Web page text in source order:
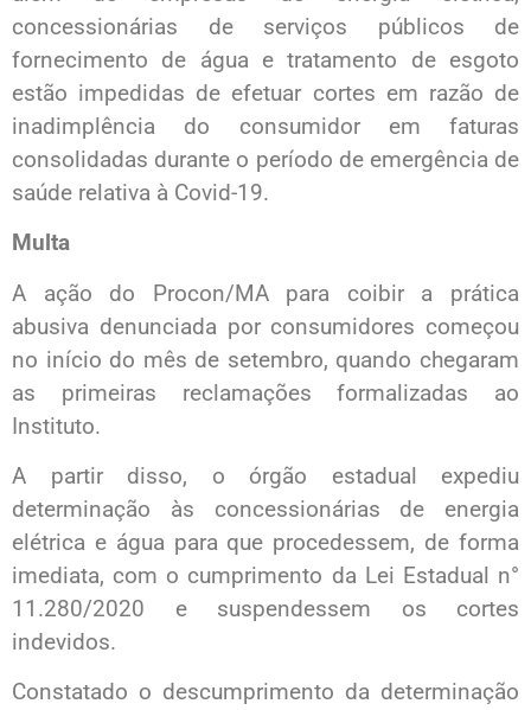
concessionárias de serviços públicos de
fornecimento de água e tratamento de esgoto
estão impedidas de efetuar cortes em razão de
inadimplência do consumidor em faturas
consolidadas durante o período de emergência de
saúde relativa à Covid-19.
Multa
A ação do Procon/MA para coibir a prática
abusiva denunciada por consumidores começou
no início do mês de setembro, quando chegaram
as primeiras reclamações formalizadas ao
Instituto.
A partir disso, o órgão estadual expediu
determinação às concessionárias de energia
elétrica e água para que procedessem, de forma
imediata, com o cumprimento da Lei Estadual n°
11.280/2020 e suspendessem os cortes
indevidos.
Constatado o descumprimento da determinação